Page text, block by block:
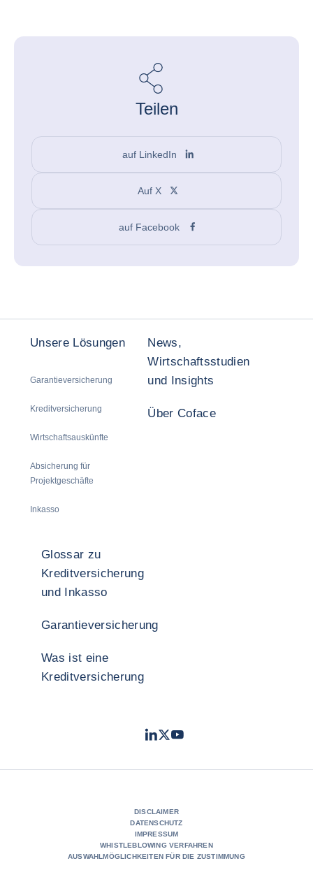
Teilen
auf LinkedIn
Auf X
auf Facebook
Unsere Lösungen
Garantieversicherung
Kreditversicherung
Wirtschaftsauskünfte
Absicherung für
Projektgeschäfte
Inkasso
News,
Wirtschaftsstudien
und Insights
Über Coface
Glossar zu
Kreditversicherung
und Inkasso
Garantieversicherung
Was ist eine
Kreditversicherung
LinkedIn
TwitterYouTube
DISCLAIMER
DATENSCHUTZ
IMPRESSUM
WHISTLEBLOWING VERFAHREN
AUSWAHLMÖGLICHKEITEN FÜR DIE ZUSTIMMUNG